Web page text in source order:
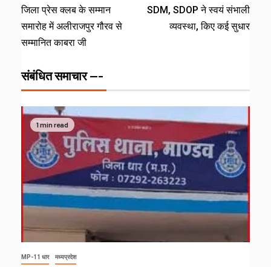
जिला प्रेस क्लब के सम्मान
समारोह में अलीराजपुर गौरव से
सम्मानित काबरा जी
SDM, SDOP ने स्वयं संभाली
व्यवस्था, किए कई सुधार
संबंधित समाचार ---
1 min read
MP-11 धार मध्यप्रदेश